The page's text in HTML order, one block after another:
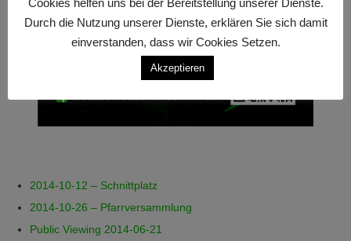
2014-10-12 – Schnittplatz
2014-10-26 – Pfarrversammlung
Public Viewing 2014-06-21
Cookies helfen uns bei der Bereitstellung unserer Dienste.
Durch die Nutzung unserer Dienste, erklären Sie sich damit
einverstanden, dass wir Cookies Setzen.
Akzeptieren